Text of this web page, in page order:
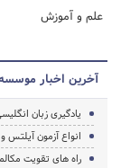
علم و آموزش
آخرین اخبار
یادگیری زبان
انواع آزمون آیلتس
راه های تقویت